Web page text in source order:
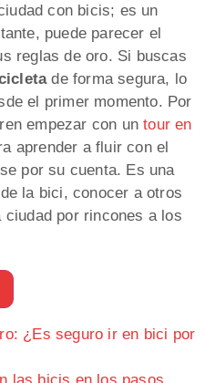
con bicis; es un
puede parecer el
reglas de oro. Si buscas
de forma segura, lo
el primer momento. Por
empezar con un tour en
aprender a fluir con el
por su cuenta. Es una
la bici, conocer a otros
por rincones a los
¿Es seguro ir en bici por